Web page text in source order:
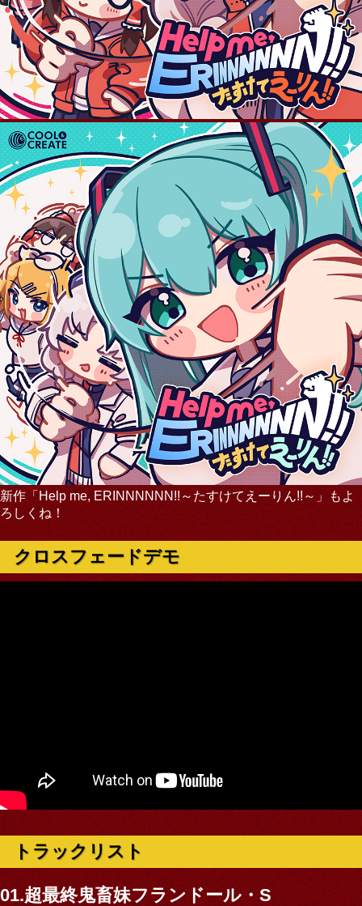
新作「Help me, ERINNNNNN!!～たすけてえーりん!!～」もよ
ろしくね！
クロスフェードデモ
トラックリスト
01.超最終鬼畜妹フランドール・S